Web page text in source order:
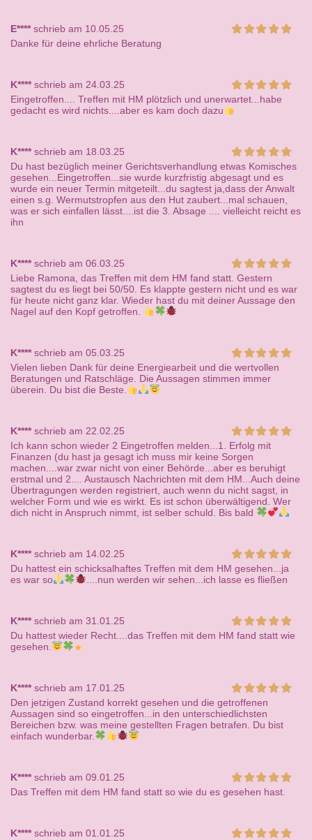
E****schrieb am 10.05.25
Danke für deine ehrliche Beratung
K****schrieb am 24.03.25
Eingetroffen.... Treffen mit HM plötzlich und unerwartet...habe
gedacht es wird nichts....aber es kam doch dazu
K****schrieb am 18.03.25
Du hast bezüglich meiner Gerichtsverhandlung etwas Komisches
gesehen...Eingetroffen...sie wurde kurzfristig abgesagt und es
wurde ein neuer Termin mitgeteilt...du sagtest ja,dass der Anwalt
einen s.g. Wermutstropfen aus den Hut zaubert...mal schauen,
was er sich einfallen lässt....ist die 3. Absage .... vielleicht reicht es
ihn
K****schrieb am 06.03.25
Liebe Ramona, das Treffen mit dem HM fand statt. Gestern
sagtest du es liegt bei 50/50. Es klappte gestern nicht und es war
für heute nicht ganz klar. Wieder hast du mit deiner Aussage den
Nagel auf den Kopf getroffen.
K****schrieb am 05.03.25
Vielen lieben Dank für deine Energiearbeit und die wertvollen
Beratungen und Ratschläge. Die Aussagen stimmen immer
überein. Du bist die Beste.
K****schrieb am 22.02.25
Ich kann schon wieder 2 Eingetroffen melden...1. Erfolg mit
Finanzen (du hast ja gesagt ich muss mir keine Sorgen
machen....war zwar nicht von einer Behörde...aber es beruhigt
erstmal und 2.... Austausch Nachrichten mit dem HM...Auch deine
Übertragungen werden registriert, auch wenn du nicht sagst, in
welcher Form und wie es wirkt. Es ist schon überwältigend. Wer
dich nicht in Anspruch nimmt, ist selber schuld. Bis bald
K****schrieb am 14.02.25
Du hattest ein schicksalhaftes Treffen mit dem HM gesehen...ja
es war so
....nun werden wir sehen...ich lasse es fließen
K****schrieb am 31.01.25
Du hattest wieder Recht....das Treffen mit dem HM fand statt wie
gesehen.
K****schrieb am 17.01.25
Den jetzigen Zustand korrekt gesehen und die getroffenen
Aussagen sind so eingetroffen...in den unterschiedlichsten
Bereichen bzw. was meine gestellten Fragen betrafen. Du bist
einfach wunderbar.
K****schrieb am 09.01.25
Das Treffen mit dem HM fand statt so wie du es gesehen hast.
K****schrieb am 01.01.25